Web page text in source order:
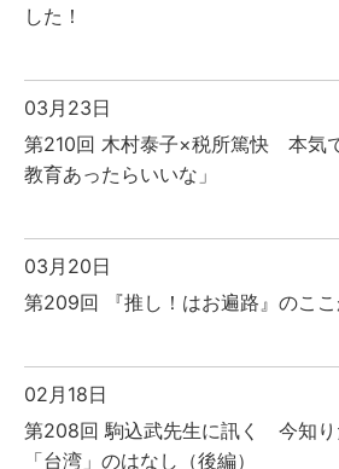
した！
03月23日
第210回 木村泰子×税所篤快 本気
教育あったらいいな」
03月20日
第209回 『推し！はお遍路』のここ
02月18日
第208回 駒込武先生に訊く 今知り
「台湾」のはなし（後編）